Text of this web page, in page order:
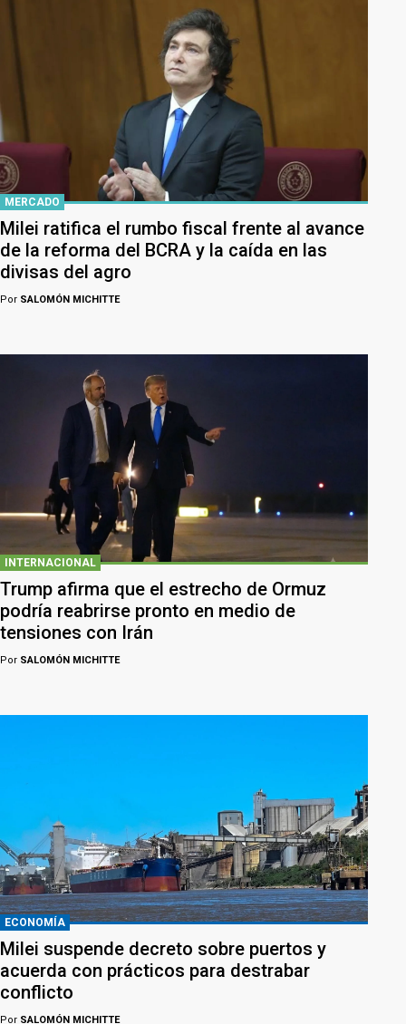
MERCADO
Milei ratifica el rumbo fiscal frente al avance
de la reforma del BCRA y la caída en las
divisas del agro
Por SALOMÓN MICHITTE
INTERNACIONAL
Trump afirma que el estrecho de Ormuz
podría reabrirse pronto en medio de
tensiones con Irán
Por SALOMÓN MICHITTE
ECONOMÍA
Milei suspende decreto sobre puertos y
acuerda con prácticos para destrabar
conflicto
Por SALOMÓN MICHITTE